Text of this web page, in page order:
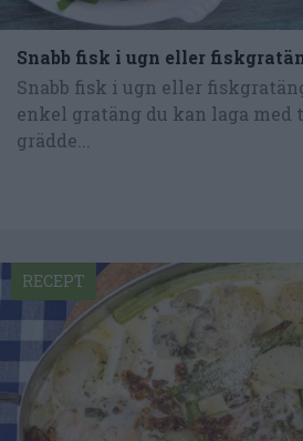
Snabb fisk i ugn eller
Snabb fisk i ugn eller
enkel gratäng du kan laga med
grädde...
RECEPT